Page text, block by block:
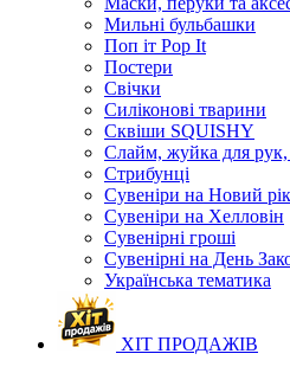
Мильні бульбашки
Поп іт Pop It
Постери
Свічки
Силіконові тварини
Сквіши SQUISHY
Слайм, жуйка для рук,
Стрибунці
Сувеніри на Новий рік
Сувеніри на Хелловін
Сувенірні гроші
Сувенірні на День
Українська тематика
ХІТ ПРОДАЖІВ